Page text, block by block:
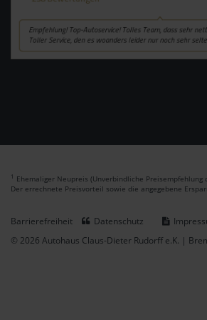
1 Ehemaliger Neupreis (Unverbindliche Preisempfehlung
Der errechnete Preisvorteil sowie die angegebene
Barrierefreiheit Datenschutz
© 2026 Autohaus Claus-Dieter Rudorff e.K. |